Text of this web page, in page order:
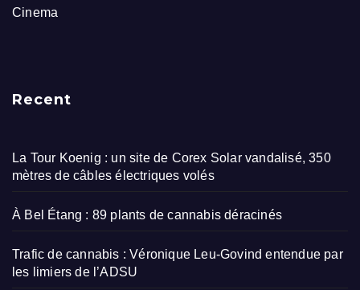
Cinema
Recent
La Tour Koenig : un site de Corex Solar vandalisé, 350
mètres de câbles électriques volés
À Bel Étang : 89 plants de cannabis déracinés
Trafic de cannabis : Véronique Leu-Govind entendue par
les limiers de l’ADSU